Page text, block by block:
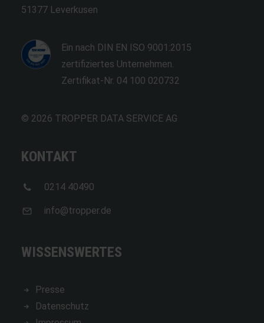
51377 Leverkusen
Ein nach DIN EN ISO 9001:2015
zertifiziertes Unternehmen.
Zertifikat-Nr. 04 100 020732
© 2026 TROPPER DATA SERVICE AG
KONTAKT
0214 40490
info@tropper.de
WISSENSWERTES
Presse
Datenschutz